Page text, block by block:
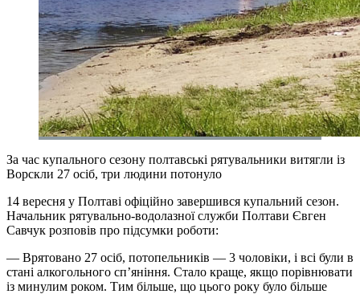
За час купального сезону полтавські рятувальники витягли із
Ворскли 27 осіб, три людини потонуло
14 вересня у Полтаві офіційно завершився купальний сезон.
Начальник рятувально-водолазної служби Полтави Євген
Савчук розповів про підсумки роботи:
— Врятовано 27 осіб, потопельників — 3 чоловіки, і всі були в
стані алкогольного сп’яніння. Стало краще, якщо порівнювати
із минулим роком. Тим більше, що цього року було більше